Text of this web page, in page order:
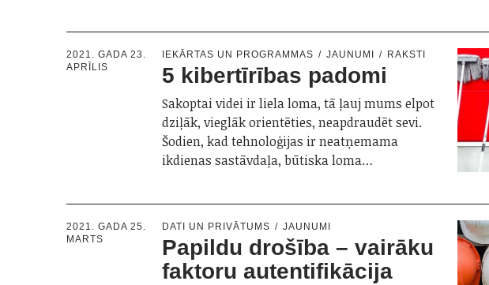
2021. GADA 23.
APRĪLIS
IEKĀRTAS UN PROGRAMMAS JAUNUMI RAKSTI
5 kibertīrības padomi
Sakoptai videi ir liela loma, tā ļauj mums elpot
dziļāk, vieglāk orientēties, neapdraudēt sevi.
Šodien, kad tehnoloģijas ir neatņemama
ikdienas sastāvdaļa, būtiska loma…
2021. GADA 25.
MARTS
DATI UN PRIVĀTUMS JAUNUMI
Papildu drošība – vairāku
faktoru autentifikācija